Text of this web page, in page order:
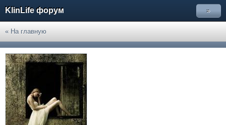
KlinLife форум »
« На главную